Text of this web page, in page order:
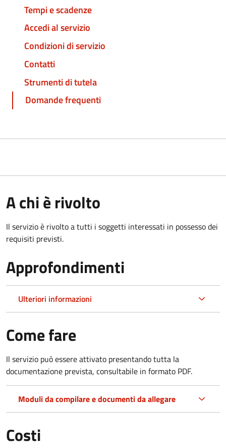
Tempi e scadenze
Accedi al servizio
Condizioni di servizio
Contatti
Strumenti di tutela
Domande frequenti
A chi è rivolto
Il servizio è rivolto a tutti i soggetti interessati in possesso dei
requisiti previsti.
Approfondimenti
Ulteriori informazioni
Come fare
Il servizio può essere attivato presentando tutta la
documentazione prevista, consultabile in formato PDF.
Moduli da compilare e documenti da allegare
Costi